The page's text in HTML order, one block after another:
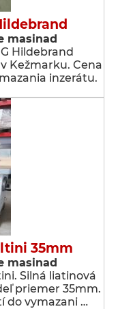
masinad
Hildebrand
Kežmarku. Cena
inzerátu.
35mm
masinad
Silná liatinová
priemer 35mm.
do vymazani …